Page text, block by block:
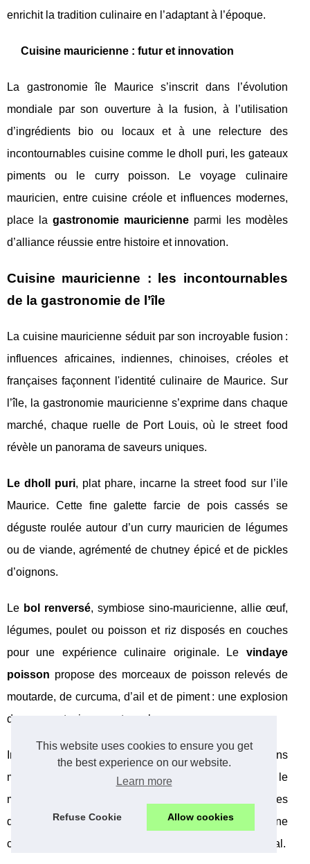
This website uses cookies to ensure you get
the best experience on our website.
Learn more
Refuse Cookie Allow cookies
enrichit la tradition culinaire en l’adaptant à l’époque.
Cuisine mauricienne : futur et innovation
La gastronomie île Maurice s’inscrit dans l’évolution
mondiale par son ouverture à la fusion, à l’utilisation
d’ingrédients bio ou locaux et à une relecture des
incontournables cuisine comme le dholl puri, les gateaux
piments ou le curry poisson. Le voyage culinaire
mauricien, entre cuisine créole et influences modernes,
place la gastronomie mauricienneparmi les modèles
d’alliance réussie entre histoire et innovation.
Cuisine mauricienne : les incontournables
de la gastronomie de l’île
La cuisine mauricienne séduit par son incroyable fusion :
influences africaines, indiennes, chinoises, créoles et
françaises façonnent l'identité culinaire de Maurice. Sur
l’île, la gastronomie mauricienne s’exprime dans chaque
marché, chaque ruelle de Port Louis, où le street food
révèle un panorama de saveurs uniques.
Le dholl puri, plat phare, incarne la street food sur l’ile
Maurice. Cette fine galette farcie de pois cassés se
déguste roulée autour d’un curry mauricien de légumes
ou de viande, agrémenté de chutney épicé et de pickles
d’oignons.
Le bol renversé, symbiose sino-mauricienne, allie œuf,
légumes, poulet ou poisson et riz disposés en couches
pour une expérience culinaire originale. Le vindaye
poisson propose des morceaux de poisson relevés de
moutarde, de curcuma, d’ail et de piment : une explosion
de saveurs typiquement creole.
Impossible d’évoquer la gastronomie ile Maurice sans
mentionner le curry mauricien, les boulettes vapeur, le
mine frit et les fameux gateaux piments, éléments phares
des spécialités mauriciennes servies dans la cuisine
creole autant que dans les échoppes du street food local.